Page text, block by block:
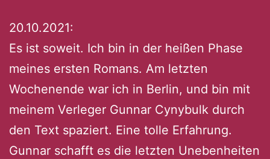
20.10.2021:
Es ist soweit. Ich bin in der heißen Phase
meines ersten Romans. Am letzten
Wochenende war ich in Berlin, und bin mit
meinem Verleger Gunnar Cynybulk durch
den Text spaziert. Eine tolle Erfahrung.
Gunnar schafft es die letzten Unebenheiten